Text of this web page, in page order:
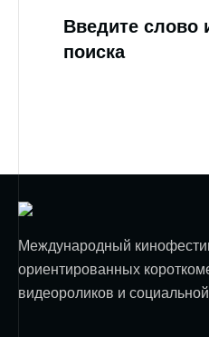
Введите слово
поиска
Международный
ориентированных
видеороликов и